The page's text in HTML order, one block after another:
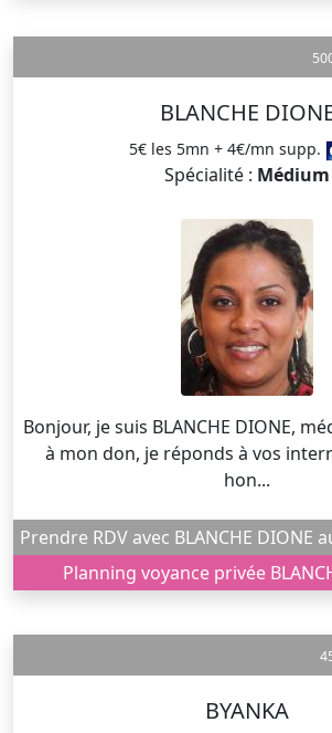
BLANCHE
5€ les 5mn + 4€/mn supp.
Spécialité : Médium
Bonjour, je suis BLANCHE DIONE,
à mon don, je réponds à vos
hon...
Planning voyance privée
BYANKA